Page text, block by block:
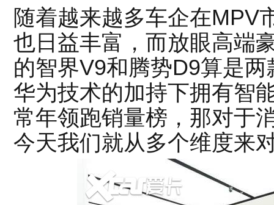
随着越来越多车企在MPV
也日益丰富，而放眼高端
的智界V9和腾势D9算是
华为技术的加持下拥有智
常年领跑销量榜，那对于
今天我们就从多个维度来